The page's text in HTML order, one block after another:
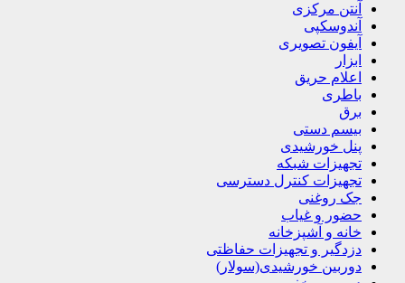
آنتن مرکزی
آندوسکپی
آیفون تصویری
ابزار
اعلام حریق
باطری
برق
بیسم دستی
پنل خورشیدی
تجهیزات شبکه
تجهیزات کنترل دسترسی
جک روغنی
حضور و غیاب
خانه و آشپزخانه
دزدگیر و تجهیزات حفاظتی
دوربین خورشیدی(سولار)